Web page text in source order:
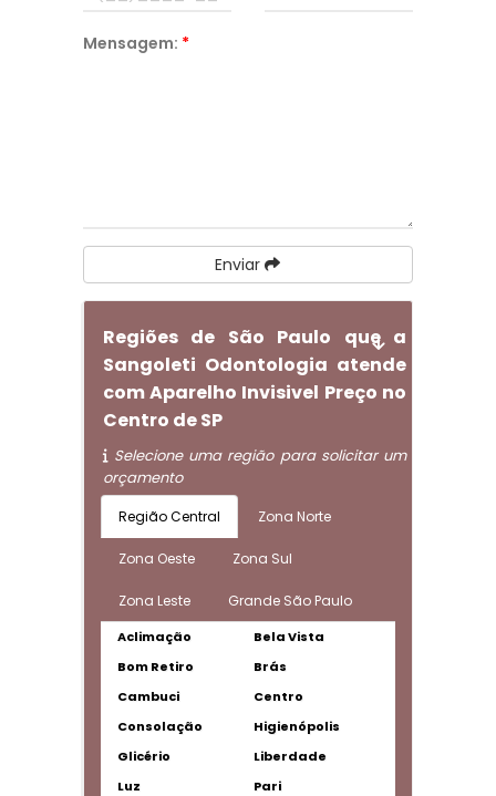
Mensagem: *
Enviar
Regiões de São Paulo que a
Sangoleti Odontologia atende
com Aparelho Invisivel Preço no
Centro de SP
Selecione uma região para solicitar um
orçamento
Região Central Zona Norte
Zona Oeste Zona Sul
Zona Leste Grande São Paulo
Aclimação
Bela Vista
Bom Retiro
Brás
Cambuci
Centro
Consolação
Higienópolis
Glicério
Liberdade
Luz
Pari